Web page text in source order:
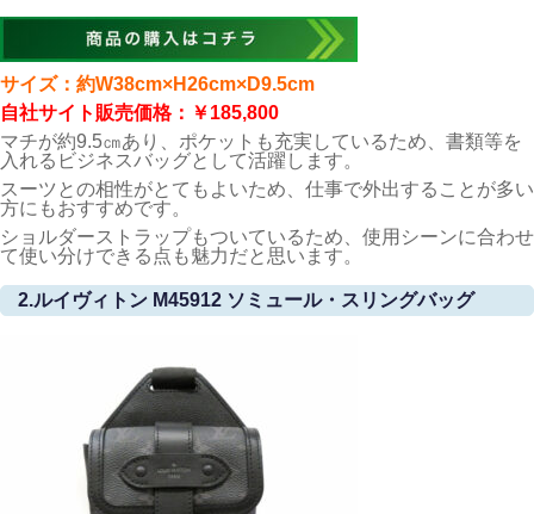
サイズ：約W38cm×H26cm×D9.5cm
自社サイト販売価格：￥185,800
マチが約9.5㎝あり、ポケットも充実しているため、書類等を
入れるビジネスバッグとして活躍します。
スーツとの相性がとてもよいため、仕事で外出することが多い
方にもおすすめです。
ショルダーストラップもついているため、使用シーンに合わせ
て使い分けできる点も魅力だと思います。
2.ルイヴィトン M45912 ソミュール・スリングバッグ